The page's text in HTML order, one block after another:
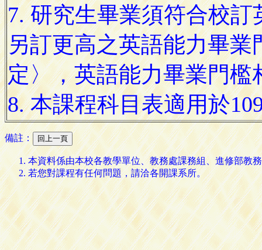
7. 研究生畢業須符合校
另訂更高之英語能力畢
定〉，英語能力畢業門
8. 本課程科目表適用於
備註：
本資料係由本校各教學單位、教務處課務組、進修部教
若您對課程有任何問題，請洽各開課系所。